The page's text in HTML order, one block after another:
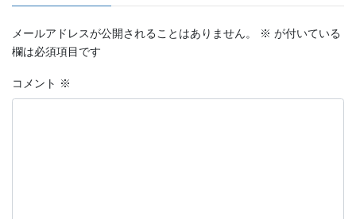
メールアドレスが公開されることはありません。 ※ が付いている
欄は必須項目です
コメント ※